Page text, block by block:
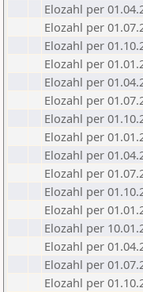
Elozahl per
Elozahl per
Elozahl per
Elozahl per
Elozahl per
Elozahl per
Elozahl per
Elozahl per
Elozahl per
Elozahl per
Elozahl per
Elozahl per
Elozahl per
Elozahl per
Elozahl per
Elozahl per